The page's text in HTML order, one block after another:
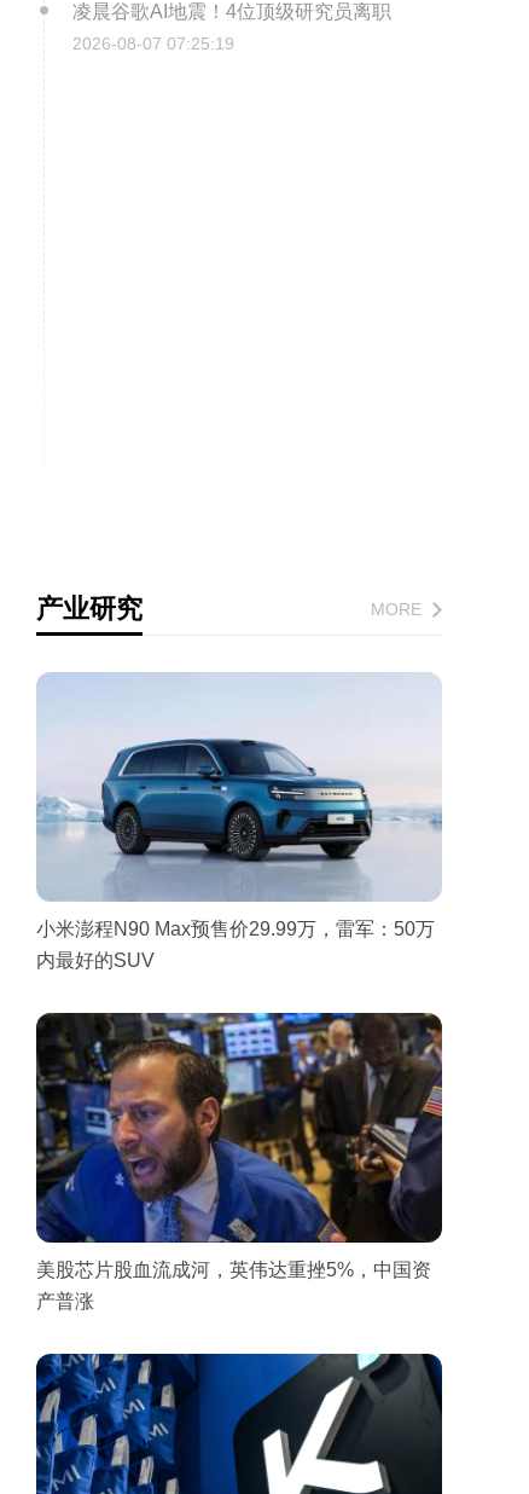
凌晨谷歌AI地震！4位顶级研究员离职
2026-08-07 07:25:19
产业研究 MORE
小米澎程N90 Max预售价29.99万，雷军：50万
内最好的SUV
美股芯片股血流成河，英伟达重挫5%，中国资
产普涨